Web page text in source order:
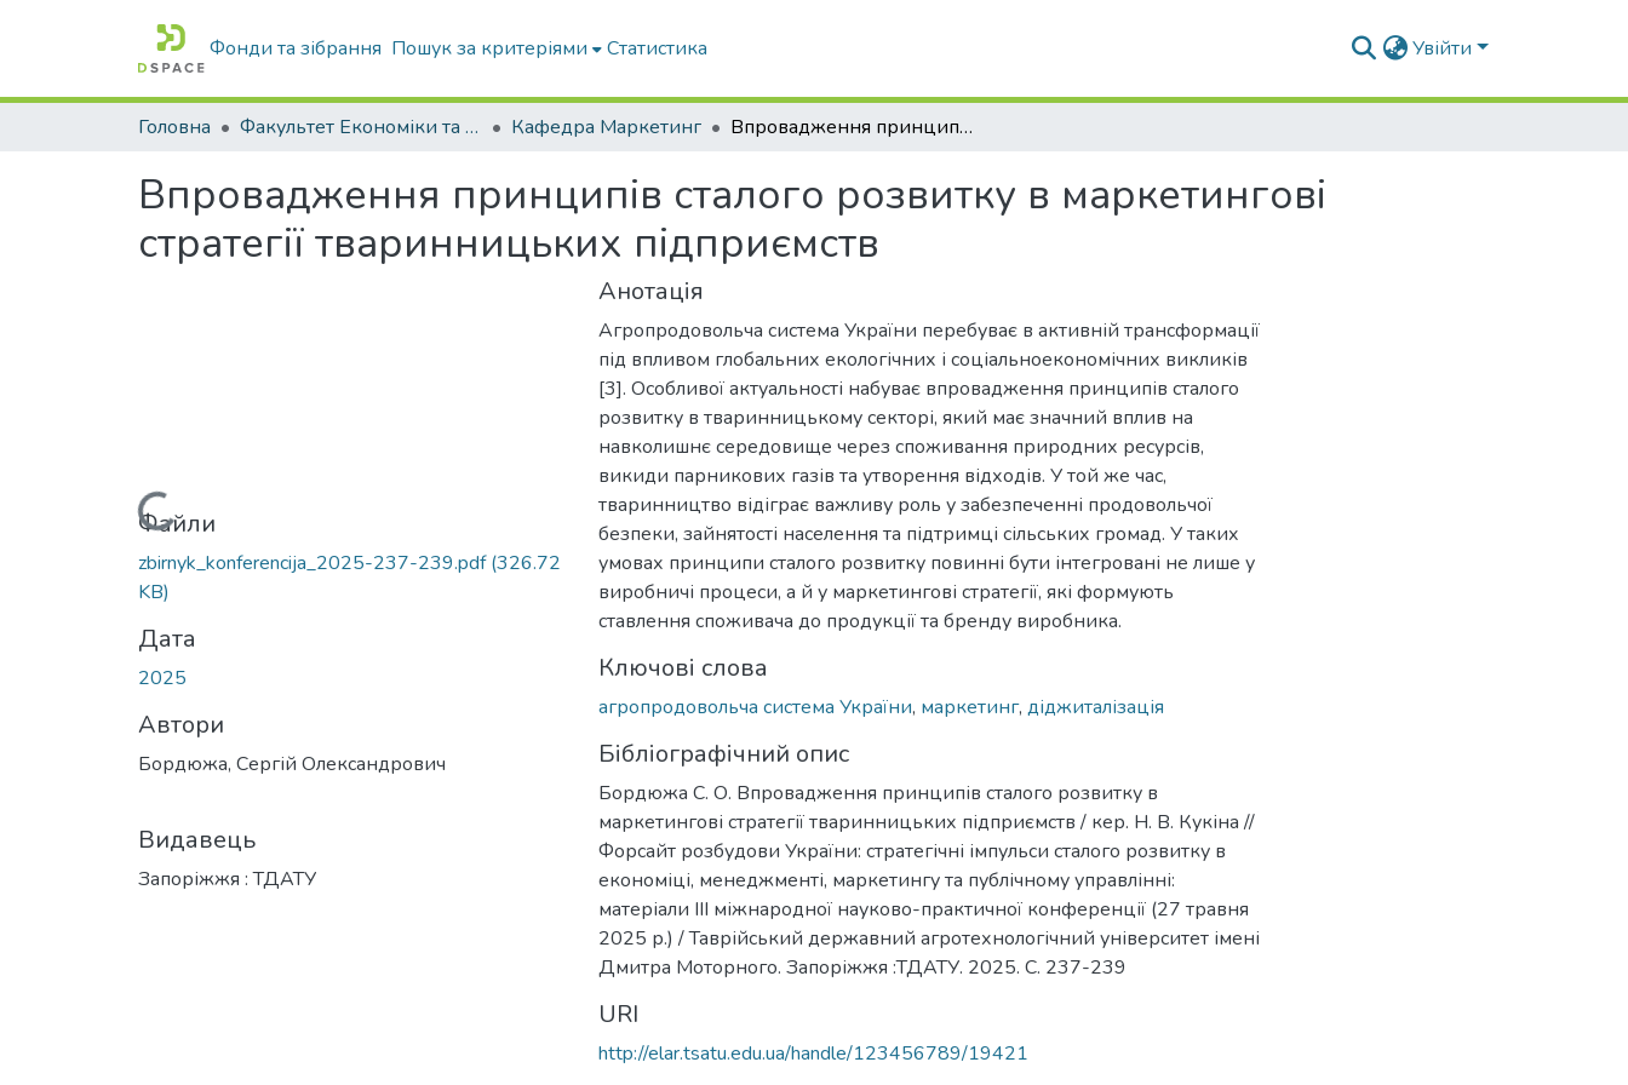
Фонди та зібрання Пошук за критеріями Статистика Увійти
Головна Факультет Економіки та бізнесу Кафедра Маркетинг Впровадження принципів сталого розвитку в маркетингові стратегії тваринницьких підприємств
Впровадження принципів сталого розвитку в маркетингові
стратегії тваринницьких підприємств
Вантажиться...
Файли
zbirnyk_konferencija_2025-237-239.pdf(326.72
KB)
Дата
2025
Автори
Бордюжа, Сергій Олександрович
Видавець
Запоріжжя : ТДАТУ
Анотація
Агропродовольча система України перебуває в активній трансформації
під впливом глобальних екологічних і соціальноекономічних викликів
[3]. Особливої актуальності набуває впровадження принципів сталого
розвитку в тваринницькому секторі, який має значний вплив на
навколишнє середовище через споживання природних ресурсів,
викиди парникових газів та утворення відходів. У той же час,
тваринництво відіграє важливу роль у забезпеченні продовольчої
безпеки, зайнятості населення та підтримці сільських громад. У таких
умовах принципи сталого розвитку повинні бути інтегровані не лише у
виробничі процеси, а й у маркетингові стратегії, які формують
ставлення споживача до продукції та бренду виробника.
Ключові слова
агропродовольча система України, маркетинг, діджиталізація
Бібліографічний опис
Бордюжа С. О. Впровадження принципів сталого розвитку в
маркетингові стратегії тваринницьких підприємств / кер. Н. В. Кукіна //
Форсайт розбудови України: стратегічні імпульси сталого розвитку в
економіці, менеджменті, маркетингу та публічному управлінні:
матеріали ІІІ міжнародної науково-практичної конференції (27 травня
2025 р.) / Таврійський державний агротехнологічний університет імені
Дмитра Моторного. Запоріжжя :ТДАТУ. 2025. С. 237-239
URI
http://elar.tsatu.edu.ua/handle/123456789/19421